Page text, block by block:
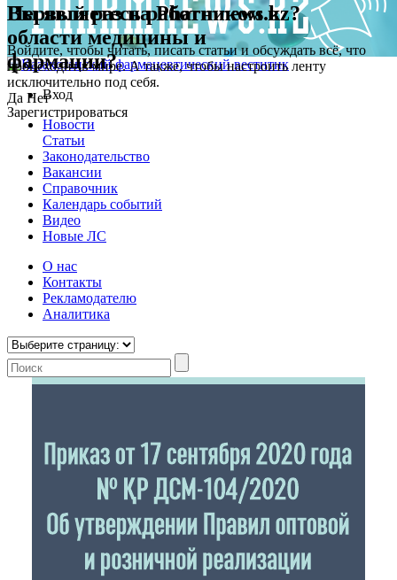
Первый раз на Pharmnews.kz?
Войдите, чтобы читать, писать статьи и обсуждать всё, что
происходит в мире. А также, чтобы настроить ленту
исключительно под себя.
Зарегистрироваться
Вы являетесь работником в
области медицины и
фармации?
Да НетВход
Новости
Статьи
Законодательство
Вакансии
Справочник
Календарь событий
Видео
Новые ЛС
О нас
Контакты
Рекламодателю
Аналитика